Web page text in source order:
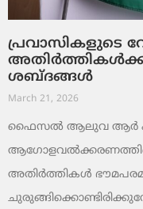
പ്രവാസികളുടെ
ശബ്ദങ്ങൾ
March 21, 2026
ഫൈസൽ ആലുവ ആർ
അതിർത്തികൾ